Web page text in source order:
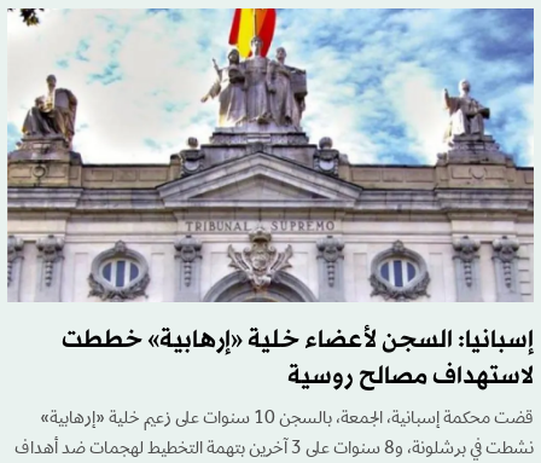
إسبانيا: السجن لأعضاء خلية «إرهابية» خططت
لاستهداف مصالح روسية
قضت محكمة إسبانية، الجمعة، بالسجن 10 سنوات على زعيم خلية «إرهابية»
نشطت في برشلونة، و8 سنوات على 3 آخرين بتهمة التخطيط لهجمات ضد أهداف